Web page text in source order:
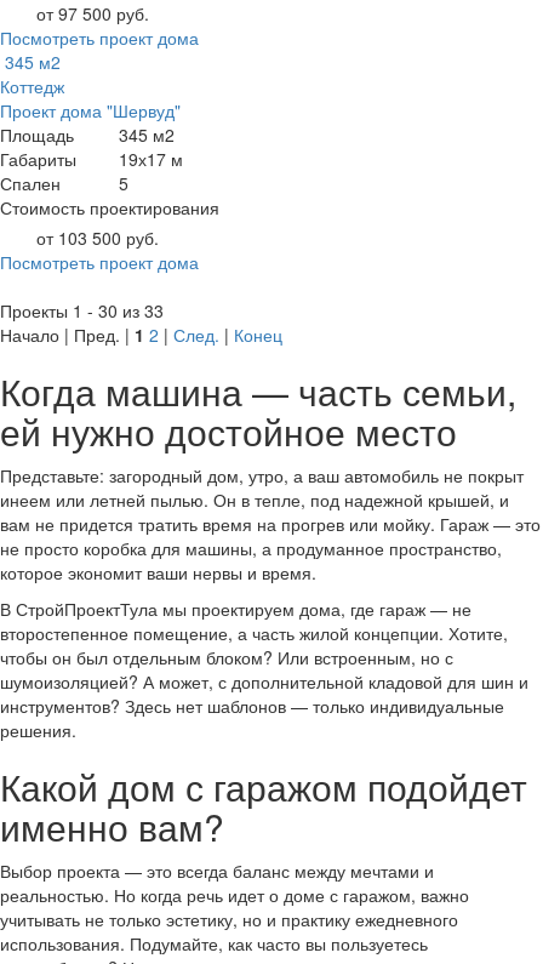
от 97 500 руб.
Посмотреть проект дома
345 м2
Коттедж
Проект дома "Шервуд"
Площадь
345 м2
Габариты
19х17 м
Спален
5
Стоимость проектирования
от 103 500 руб.
Посмотреть проект дома
Проекты 1 - 30 из 33
Начало | Пред. | 1 2 | След. | Конец
Когда машина — часть семьи,
ей нужно достойное место
Представьте: загородный дом, утро, а ваш автомобиль не покрыт
инеем или летней пылью. Он в тепле, под надежной крышей, и
вам не придется тратить время на прогрев или мойку. Гараж — это
не просто коробка для машины, а продуманное пространство,
которое экономит ваши нервы и время.
В СтройПроектТула мы проектируем дома, где гараж — не
второстепенное помещение, а часть жилой концепции. Хотите,
чтобы он был отдельным блоком? Или встроенным, но с
шумоизоляцией? А может, с дополнительной кладовой для шин и
инструментов? Здесь нет шаблонов — только индивидуальные
решения.
Какой дом с гаражом подойдет
именно вам?
Выбор проекта — это всегда баланс между мечтами и
реальностью. Но когда речь идет о доме с гаражом, важно
учитывать не только эстетику, но и практику ежедневного
использования. Подумайте, как часто вы пользуетесь